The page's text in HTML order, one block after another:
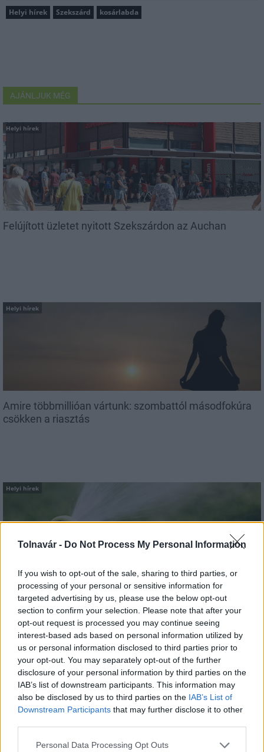
Tolnavár - Do Not Process My Personal Information
If you wish to opt-out of the sale, sharing to third parties, or
processing of your personal or sensitive information for
targeted advertising by us, please use the below opt-out
section to confirm your selection. Please note that after your
opt-out request is processed you may continue seeing
interest-based ads based on personal information utilized by
us or personal information disclosed to third parties prior to
your opt-out. You may separately opt-out of the further
disclosure of your personal information by third parties on the
IAB’s list of downstream participants. This information may
also be disclosed by us to third parties on the IAB’s List of
Downstream Participants that may further disclose it to other
Please note that this website/app uses one or more Google
Personal Data Processing Opt Outs
Helyi hírek Szekszárd kosárlabda
AJÁNLJUK MÉG
Helyi hírek
Felújított üzletet nyitott Szekszárdon az Auchan
Helyi hírek
Amire többmillióan vártunk: szombattól másodfokúra
csökken a riasztás
Helyi hírek
A hőségben is védik a növényzetet Pakson
MAGYAR ÉPÍTŐK